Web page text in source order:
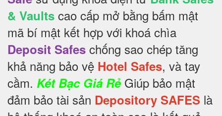
& Vaults cao cấp mở bằng bấm mật
mã bí mật kết hợp với khoá chìa
Deposit Safes chống sao chép tăng
khả năng bảo vệ Hotel Safes, và tay
cầm. Két Bạc Giá Rẻ Giúp bảo mật
đảm bảo tài sản Depository SAFES là